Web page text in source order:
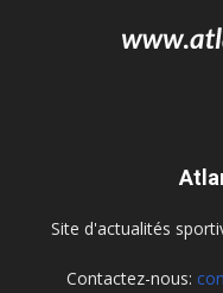
Site d'actualités
Contactez-nous: